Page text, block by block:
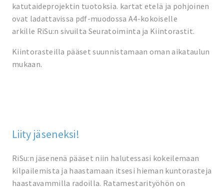
katutaideprojektin tuotoksia. kartat etelä ja pohjoinen
ovat ladattavissa pdf-muodossa A4-kokoiselle
arkille RiSu:n sivuilta Seuratoiminta ja Kiintorastit.
Kiintorasteilla pääset suunnistamaan oman aikataulun
mukaan.
Liity jäseneksi!
RiSu:n jäsenenä pääset niin halutessasi kokeilemaan
kilpailemista ja haastamaan itsesi hieman kuntorasteja
haastavammilla radoilla. Ratamestarityöhön on